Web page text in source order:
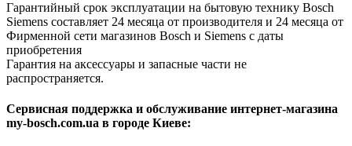
Гарантийный срок эксплуатации на бытовую технику Bosch
Siemens составляет 24 месяца от производителя и 24 месяца от
Фирменной сети магазинов Bosch и Siemens с даты
приобретения
Гарантия на аксессуары и запасные части не
распространяется.
Сервисная поддержка и обслуживание интернет-магазина
my-bosch.com.ua в городе Киеве: